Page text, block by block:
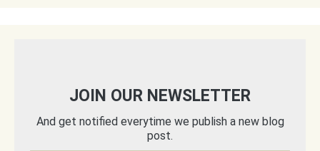
JOIN OUR NEWSLETTER
And get notified everytime we publish a new blog
post.